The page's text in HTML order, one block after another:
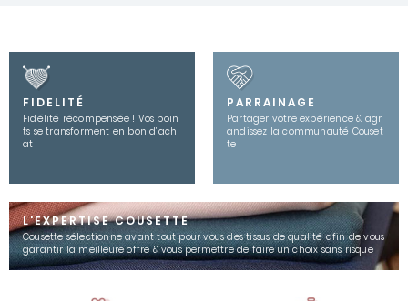
FIDELITÉ
Fidélité récompensée ! Vos poin
ts se transforment en bon d’ach
at
PARRAINAGE
Partager votre expérience & agr
andissez la communauté Couset
te
L'EXPERTISE COUSETTE
Cousette sélectionne avant tout pour vous des tissus de qualité afin de vous
garantir la meilleure offre & vous permettre de faire un choix sans risque